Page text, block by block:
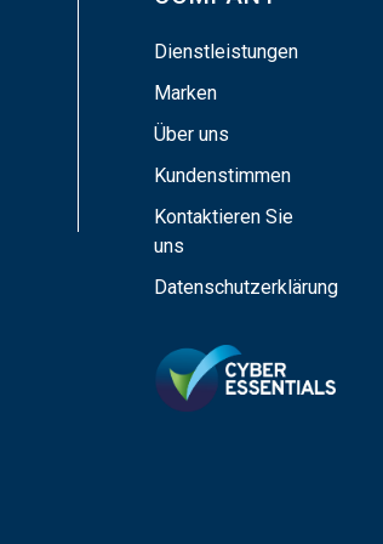
Dienstleistungen
Marken
Über uns
Kundenstimmen
Kontaktieren Sie
uns
Datenschutzerklärung